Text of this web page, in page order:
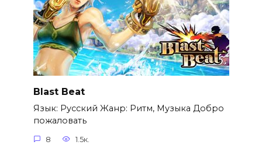
Blast Beat
Язык: Русский Жанр: Ритм, Музыка Добро
пожаловать
8 1.5к.